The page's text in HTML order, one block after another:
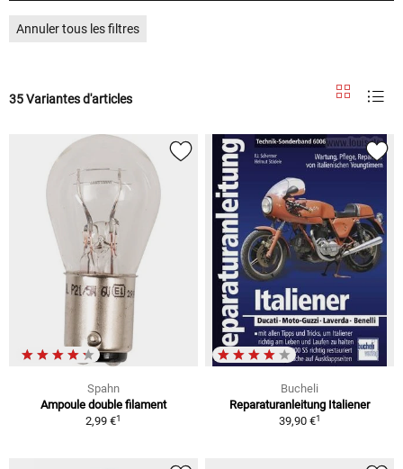
Annuler tous les filtres
35 Variantes d'articles
Spahn
Ampoule double filament
2,99 €1
Bucheli
Reparaturanleitung Italiener
39,90 €1